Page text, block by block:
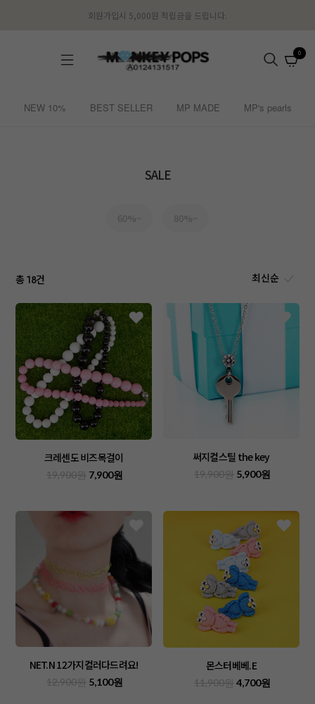
회원가입시 5,000원 적립금을 드립니다.
0
NEW 10% BEST SELLER MP MADE MP's pearls
SALE
60%~ 80%~
총 18건
크레센도 비즈목걸이
19,900원 7,900원
써지컬스틸 the key
19,900원 5,900원
NET.N 12가지컬러다드려요!
12,900원 5,100원
몬스터베베.E
11,900원 4,700원